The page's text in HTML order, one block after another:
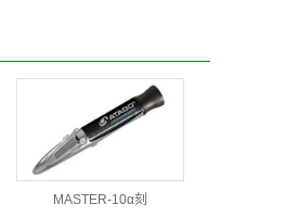
MASTER-10α刻